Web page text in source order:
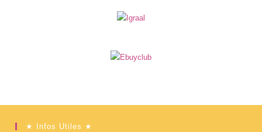
★ Infos Utiles ★